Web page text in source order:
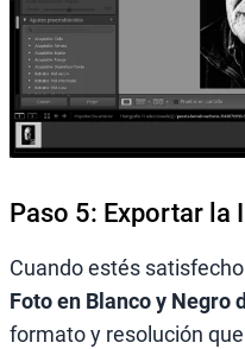
Paso 5: Exportar la
Cuando estés
Foto en Blanco y Negro
formato y resolución